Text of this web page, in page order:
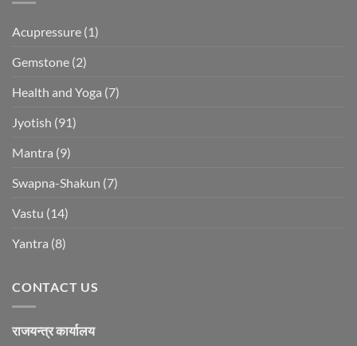
Acupressure (1)
Gemstone (2)
Health and Yoga (7)
Jyotish (91)
Mantra (9)
Swapna-Shakun (7)
Vastu (14)
Yantra (8)
CONTACT US
राजयन्त्र कार्यालय